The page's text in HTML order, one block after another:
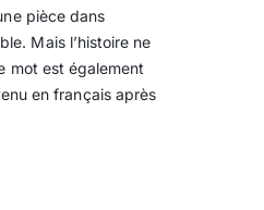
pièce dans
Mais l’histoire ne
mot est également
en français après